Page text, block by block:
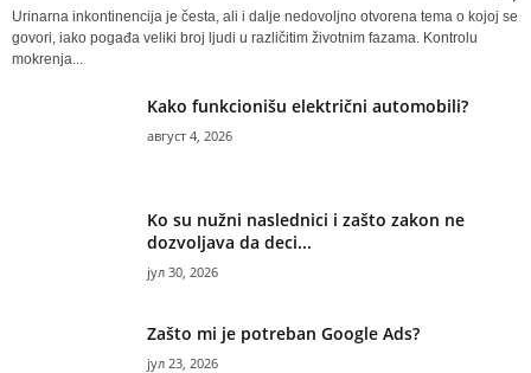
Urinarna inkontinencija je česta, ali i dalje nedovoljno otvorena tema o kojoj se
govori, iako pogađa veliki broj ljudi u različitim životnim fazama. Kontrolu
mokrenja...
Kako funkcionišu električni automobili?
август 4, 2026
Ko su nužni naslednici i zašto zakon ne
dozvoljava da deci...
јул 30, 2026
Zašto mi je potreban Google Ads?
јул 23, 2026